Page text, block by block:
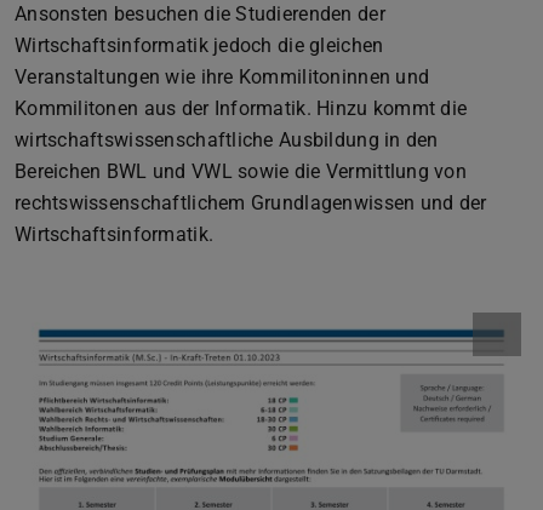
Ansonsten besuchen die Studierenden der
Wirtschaftsinformatik jedoch die gleichen
Veranstaltungen wie ihre Kommilitoninnen und
Kommilitonen aus der Informatik. Hinzu kommt die
wirtschaftswissenschaftliche Ausbildung in den
Bereichen BWL und VWL sowie die Vermittlung von
rechtswissenschaftlichem Grundlagenwissen und der
Wirtschaftsinformatik.